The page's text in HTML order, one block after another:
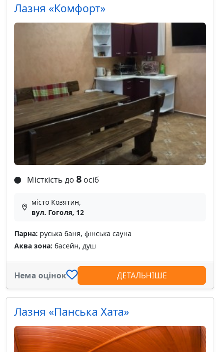
Лазня «Комфорт»
Місткість до 8 осіб
місто Козятин,
вул. Гоголя, 12
Парна: руська баня, фінська сауна
Аква зона: басейн, душ
Нема оцінок ДЕТАЛЬНІШЕ
Лазня «Панська Хата»